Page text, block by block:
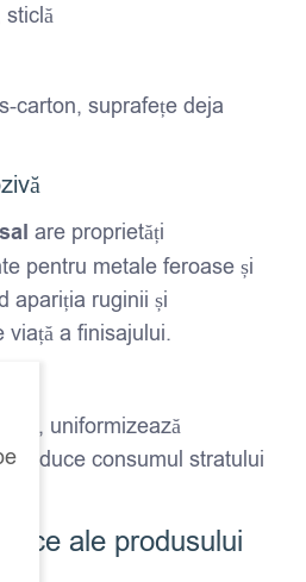
sticlă
carton, suprafețe deja
are proprietăți
pentru metale feroase și
apariția ruginii și
viață a finisajului.
uniformizează
reduce consumul stratului
ale produsului